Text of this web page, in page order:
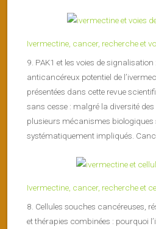
Ivermectine, cancer, recherche et
9. PAK1 et les voies de
anticancéreux potentiel de
présentées dans cette revue
sans cesse : malgré la diversité des
plusieurs mécanismes biologiques
systématiquement impliqués.
Ivermectine, cancer, recherche et
8. Cellules souches cancéreuses,
et thérapies combinées : pourquoi